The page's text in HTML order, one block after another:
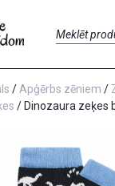
/ Apģērbs zēniem /
/ Dinozaura zeķes